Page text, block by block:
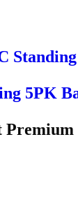
5PK
Premium